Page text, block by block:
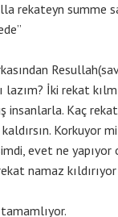
rekateyn summe
lazım? İki rekat
insanlarla. Kaç rekat
Korkuyor
evet ne yapıyor
namaz